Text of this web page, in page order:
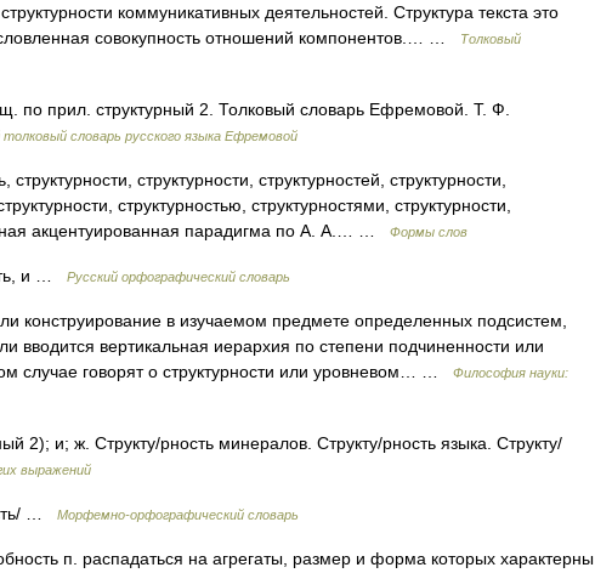
коммуникативных деятельностей. Структура текста это
совокупность отношений компонентов.… …
Толковый
по прил. структурный 2. Толковый словарь Ефремовой. Т. Ф.
словарь русского языка Ефремовой
структурности, структурности, структурностей, структурности,
структурностью, структурностями, структурности,
акцентуированная парадигма по А. А.… …
Формы слов
и … Русский орфографический словарь
конструирование в изучаемом предмете определенных подсистем,
вводится вертикальная иерархия по степени подчиненности или
случае говорят о структурности или уровневом… …
Философия науки:
2); и; ж. Структу/рность минералов. Структу/рность языка. Структу/
выражений
… Морфемно-орфографический словарь
п. распадаться на агрегаты, размер и форма которых характерны